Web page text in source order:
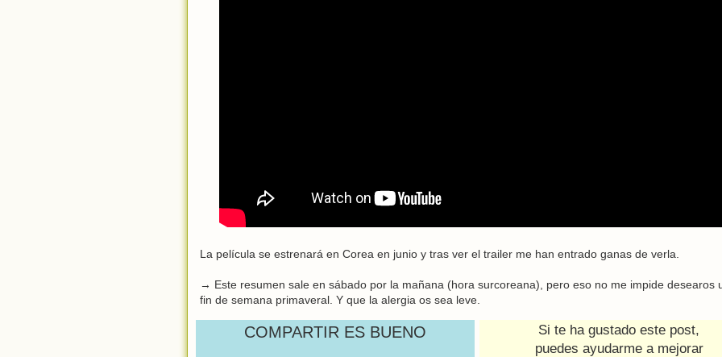
La película se estrenará en Corea en junio y tras ver el trailer me han entrado ganas de verla.
→ Este resumen sale en sábado por la mañana (hora surcoreana), pero eso no me impide desearos
fin de semana primaveral. Y que la alergia os sea leve.
COMPARTIR ES BUENO
Si te ha gustado este post,
puedes ayudarme a mejorar